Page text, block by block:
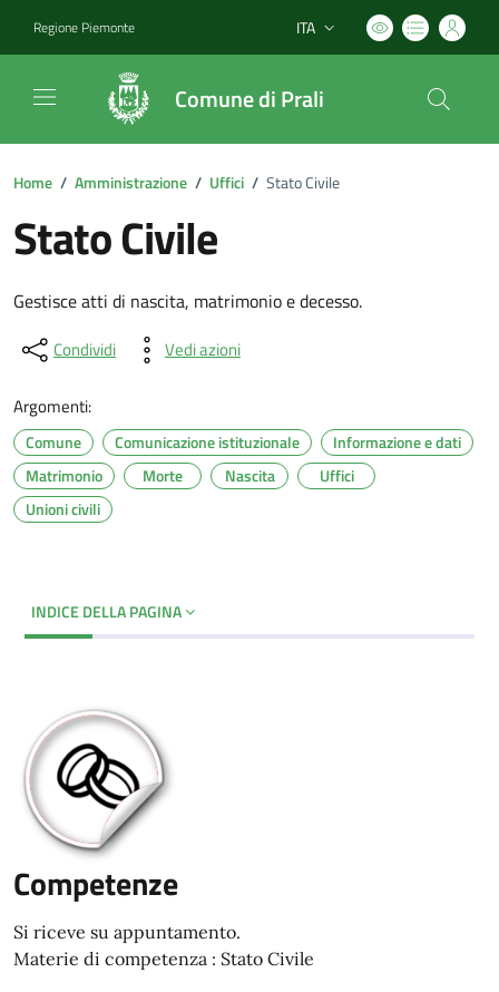
Regione Piemonte Lingua attiva:
ITA
Comune di Prali
Home / Amministrazione / Uffici / Stato Civile
Stato Civile
Gestisce atti di nascita, matrimonio e decesso.
Condividi Vedi azioni
Argomenti:
Comune Comunicazione istituzionale
Informazione e dati
Matrimonio
Morte Nascita
Uffici
Unioni civili
INDICE DELLA PAGINA
Competenze
Si riceve su appuntamento.
Materie di competenza : Stato Civile